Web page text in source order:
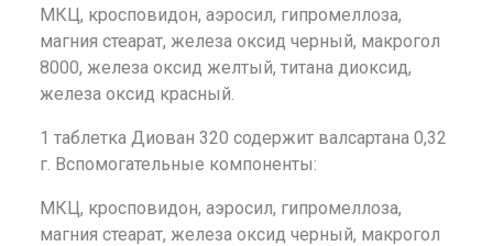
МКЦ, кросповидон, аэросил, гипромеллоза,
магния стеарат, железа оксид черный, макрогол
8000, железа оксид желтый, титана диоксид,
железа оксид красный.
1 таблетка Диован 320 содержит валсартана 0,32
г. Вспомогательные компоненты:
МКЦ, кросповидон, аэросил, гипромеллоза,
магния стеарат, железа оксид черный, макрогол